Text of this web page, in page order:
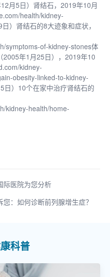
月5日）肾结石，2019年10月
health/kidney-
）肾结石的8大迹象和症状，
symptoms-of-kidney-stones体
2005年1月25日），2019年10
kidney-
obesity-linked-to-kidney-
）10个在家中治疗肾结石的
kidney-health/home-
际医院为您分析
：如何诊断前列腺增生症？
科普